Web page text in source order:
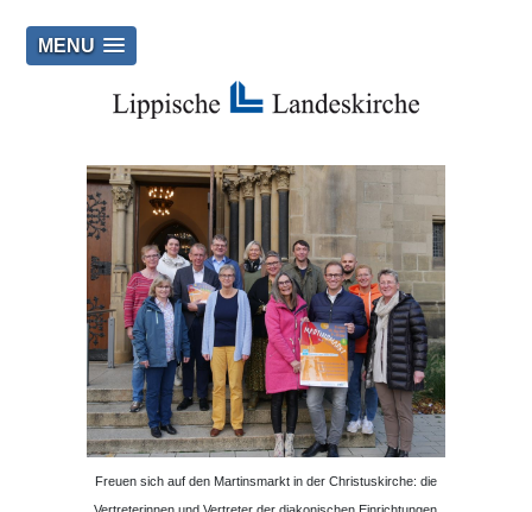
MENU
Freuen sich auf den Martinsmarkt in der Christuskirche: die